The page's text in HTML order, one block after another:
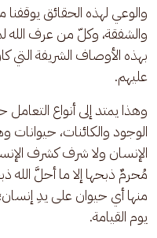
والوعي لهذه الحقائق
والشفقة، وكلّ من عرف الله
بهذه الأوصاف الشريفة التي
عليهم.
وهذا يمتد إلى أنواع التعامل
الوجود والكائنات،
الإنسان ولا شرف كشرف
مُحرمٌ ذبحها إلا ما أحلَّ الله
منها أي حيوان على يدِ
يوم القيامة.